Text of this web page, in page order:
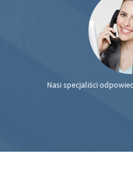
Nasi specjaliści